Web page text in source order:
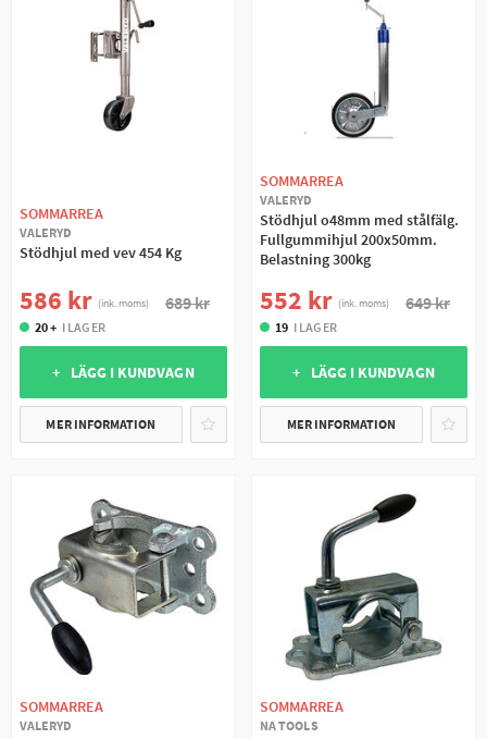
SOMMARREA
VALERYD
Stödhjul med vev 454 Kg
586 kr (ink. moms) 689 kr
20 + I LAGER
+ LÄGG I KUNDVAGN
MER INFORMATION
SOMMARREA
VALERYD
Stödhjul o48mm med stålfälg.
Fullgummihjul 200x50mm.
Belastning 300kg
552 kr (ink. moms) 649 kr
19 I LAGER
+ LÄGG I KUNDVAGN
MER INFORMATION
SOMMARREA
VALERYD
SOMMARREA
NA TOOLS